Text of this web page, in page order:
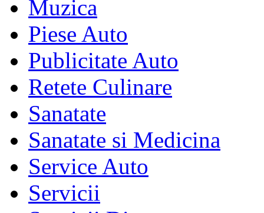
Muzica
Piese Auto
Publicitate Auto
Retete Culinare
Sanatate
Sanatate si Medicina
Service Auto
Servicii